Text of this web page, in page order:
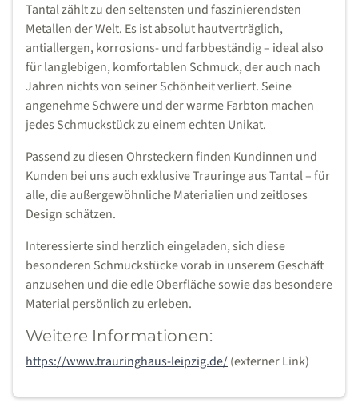
Tantal zählt zu den seltensten und faszinierendsten
Metallen der Welt. Es ist absolut hautverträglich,
antiallergen, korrosions- und farbbeständig – ideal also
für langlebigen, komfortablen Schmuck, der auch nach
Jahren nichts von seiner Schönheit verliert. Seine
angenehme Schwere und der warme Farbton machen
jedes Schmuckstück zu einem echten Unikat.
Passend zu diesen Ohrsteckern finden Kundinnen und
Kunden bei uns auch exklusive Trauringe aus Tantal – für
alle, die außergewöhnliche Materialien und zeitloses
Design schätzen.
Interessierte sind herzlich eingeladen, sich diese
besonderen Schmuckstücke vorab in unserem Geschäft
anzusehen und die edle Oberfläche sowie das besondere
Material persönlich zu erleben.
Weitere Informationen:
https://www.trauringhaus-leipzig.de/(externer Link)